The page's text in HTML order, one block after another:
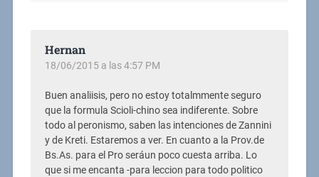
Hernan
18/06/2015 a las 4:57 PM
Buen analiisis, pero no estoy totalmmente seguro
que la formula Scioli-chino sea indiferente. Sobre
todo al peronismo, saben las intenciones de Zannini
y de Kreti. Estaremos a ver. En cuanto a la Prov.de
Bs.As. para el Pro seráun poco cuesta arriba. Lo
que si me encanta -para leccion para todo politico